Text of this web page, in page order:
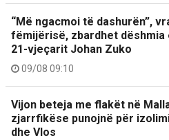
“Më ngacmoi të dashurën”,
fëmijërisë, zbardhet
21-vjeçarit Johan Zuko
09/08 09:10
Vijon beteja me flakët në
zjarrfikëse punojnë për
dhe Vlos